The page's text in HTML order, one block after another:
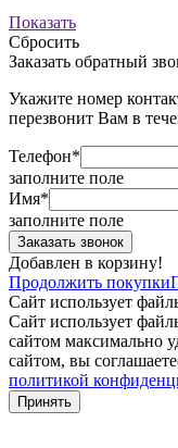
Показать
Сбросить
Заказать обратный
Укажите номер
перезвонит Вам в
Телефон*
заполните поле
Имя*
заполните поле
Добавлен в корзину!
Продолжить покупки
Сайт использует
Сайт использует
сайтом максимально
сайтом, вы
политикой
Принять